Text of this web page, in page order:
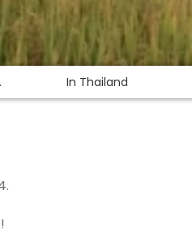
In Thailand